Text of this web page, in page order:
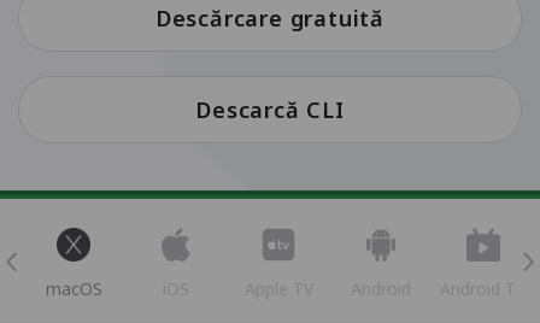
Descărcare gratuită
Descarcă CLI
macOS iOS Apple TV Android Android TV